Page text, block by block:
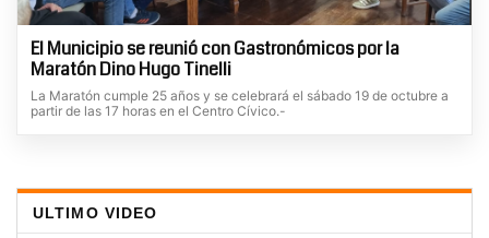
El Municipio se reunió con Gastronómicos por la
Maratón Dino Hugo Tinelli
La Maratón cumple 25 años y se celebrará el sábado 19 de octubre a
partir de las 17 horas en el Centro Cívico.-
ULTIMO VIDEO